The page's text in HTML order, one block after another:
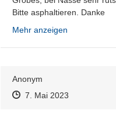
Bitte asphaltieren. Danke
Mehr anzeigen
Anonym
Zeitpunkt des Erstellens
Zeitpunkt des Erstellens
7. Mai 2023Zur Äußerung